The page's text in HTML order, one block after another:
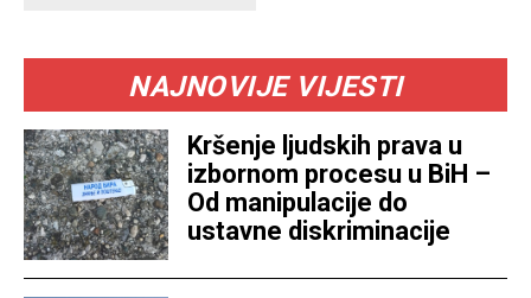
NAJNOVIJE VIJESTI
Kršenje ljudskih prava u
izbornom procesu u BiH –
Od manipulacije do
ustavne diskriminacije